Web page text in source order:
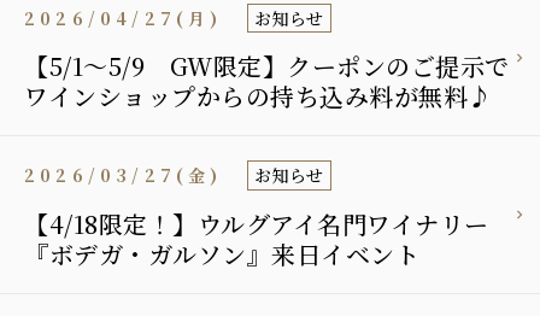
【5/1～5/9 GW限定】クーポンのご提示で
ワインショップからの持ち込み料が無料♪
2026/04/27(月) お知らせ
【4/18限定！】ウルグアイ名門ワイナリー
『ボデガ・ガルソン』来日イベント
2026/03/27(金) お知らせ